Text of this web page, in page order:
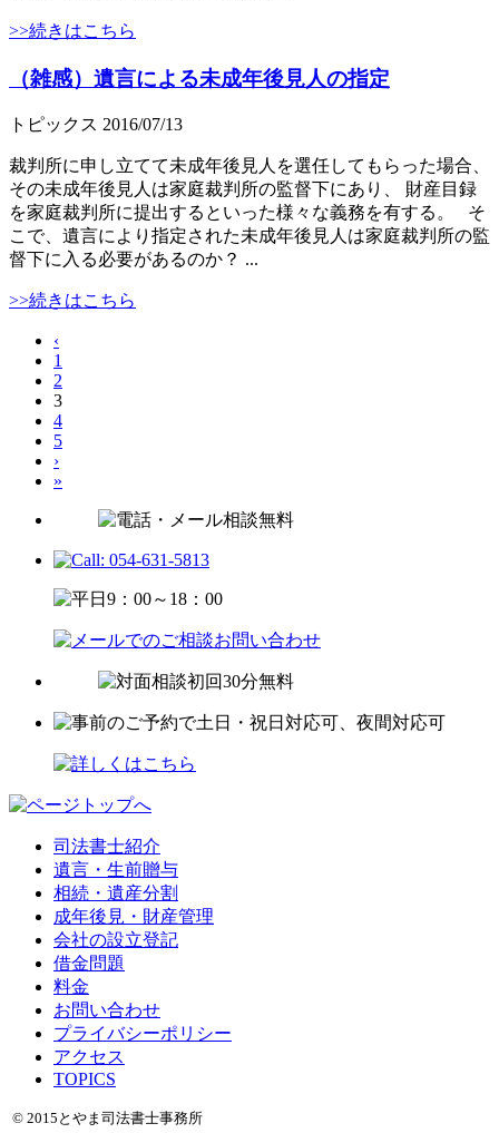
>>続きはこちら
（雑感）遺言による未成年後見人の指定
トピックス 2016/07/13
裁判所に申し立てて未成年後見人を選任してもらった場合、
その未成年後見人は家庭裁判所の監督下にあり、 財産目録
を家庭裁判所に提出するといった様々な義務を有する。 そ
こで、遺言により指定された未成年後見人は家庭裁判所の監
督下に入る必要があるのか？ ...
>>続きはこちら
‹
1
2
3
4
5
›
»
司法書士紹介
遺言・生前贈与
相続・遺産分割
成年後見・財産管理
会社の設立登記
借金問題
料金
お問い合わせ
プライバシーポリシー
アクセス
TOPICS
© 2015とやま司法書士事務所